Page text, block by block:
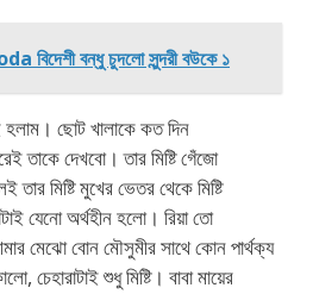
বন্ধু চুদলো সুন্দরী বউকে ১
হলাম। ছোট খালাকে কত দিন
তাকে দেখবো। তার মিষ্টি গেঁজো
মিষ্টি মুখের ভেতর থেকে মিষ্টি
যেনো অর্থহীন হলো। রিয়া তো
মেঝো বোন মৌসুমীর সাথে কোন পার্থক্য
চেহারাটাই শুধু মিষ্টি। বাবা মায়ের